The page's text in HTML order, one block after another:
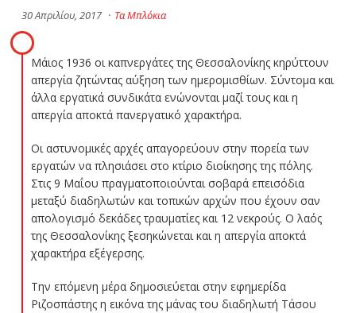
30 Απριλίου, 2017 · Τα Μπλόκια
Μάιος 1936 οι καπνεργάτες της Θεσσαλονίκης κηρύττουν
απεργία ζητώντας αύξηση των ημερομισθίων. Σύντομα και
άλλα εργατικά συνδικάτα ενώνονται μαζί τους και η
απεργία αποκτά πανεργατικό χαρακτήρα.
Οι αστυνομικές αρχές απαγορεύουν στην πορεία των
εργατών να πλησιάσει στο κτίριο διοίκησης της πόλης.
Στις 9 Μαΐου πραγματοποιούνται σοβαρά επεισόδια
μεταξύ διαδηλωτών και τοπικών αρχών που έχουν σαν
απολογισμό δεκάδες τραυματίες και 12 νεκρούς. Ο λαός
της Θεσσαλονίκης ξεσηκώνεται και η απεργία αποκτά
χαρακτήρα εξέγερσης.
Την επόμενη μέρα δημοσιεύεται στην εφημερίδα
Ριζοσπάστης η εικόνα της μάνας του διαδηλωτή Τάσου